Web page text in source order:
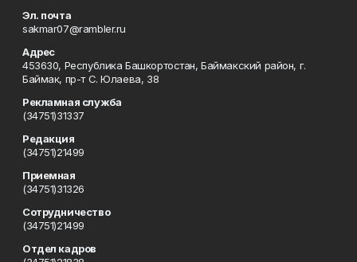
Эл. почта
sakmar07@rambler.ru
Адрес
453630, Республика Башкортостан, Баймакский район, г.
Баймак, пр-т С. Юлаева, 38
Рекламная служба
(34751)31337
Редакция
(34751)21499
Приемная
(34751)31326
Сотрудничество
(34751)21499
Отдел кадров